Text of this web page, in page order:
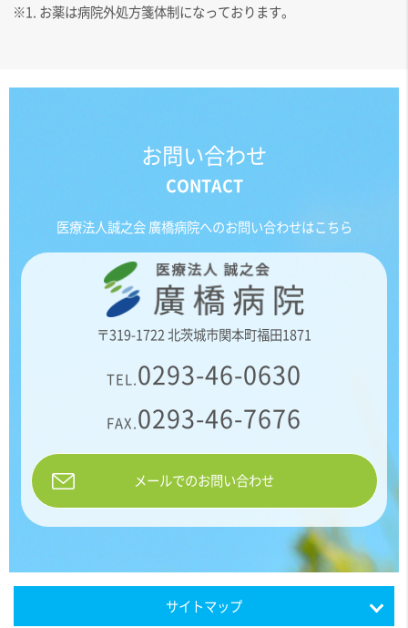
※1. お薬は病院外処方箋体制になっております。
お問い合わせ
医療法人誠之会 廣橋病院へのお問い合わせはこちら
〒319-1722 北茨城市関本町福田1871
TEL.0293-46-0630
FAX.0293-46-7676
メールでのお問い合わせ
サイトマップ